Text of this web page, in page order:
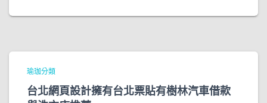
瑜珈分類
台北網頁設計擁有台北票貼有樹林汽車借款